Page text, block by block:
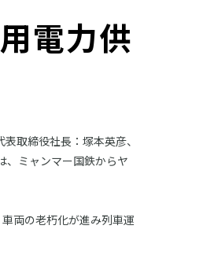
電力供
取締役社長：塚本英彦、
、ミャンマー国鉄からヤ
両の老朽化が進み列車運